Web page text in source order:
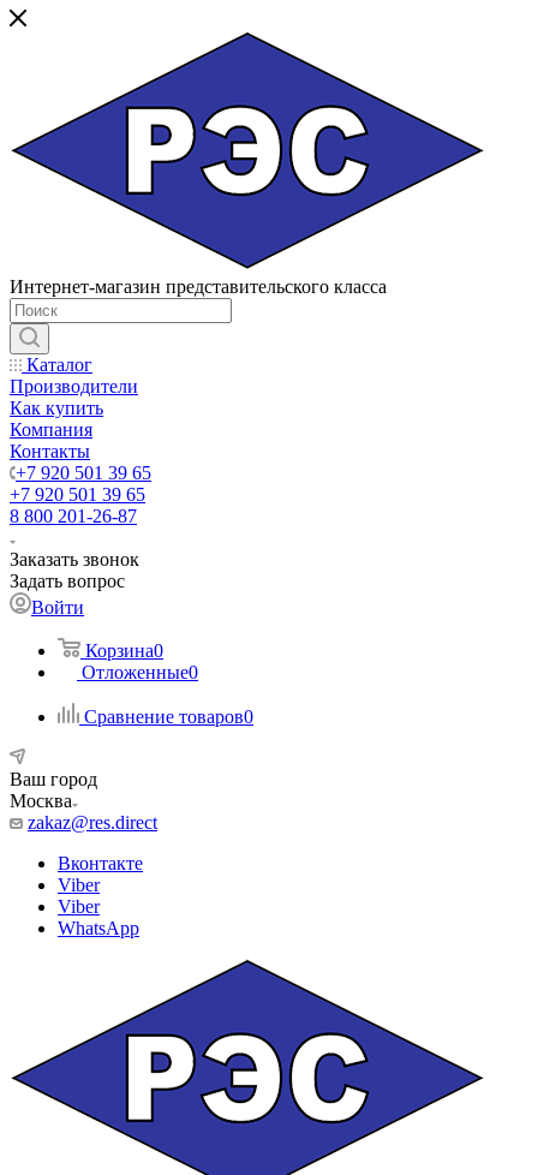
Интернет-магазин представительского класса
Каталог
Производители
Как купить
Компания
Контакты
+7 920 501 39 65
+7 920 501 39 65
8 800 201-26-87
Заказать звонок
Задать вопрос
Войти
Корзина0
Отложенные0
Сравнение товаров0
Ваш город
Москва
zakaz@res.direct
Вконтакте
Viber
Viber
WhatsApp